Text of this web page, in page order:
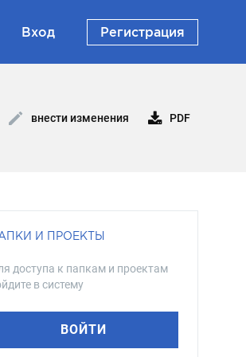
Вход Регистрация
внести изменения PDF
И ПРОЕКТЫ
доступа к папкам и проектам
в систему
ВОЙТИ